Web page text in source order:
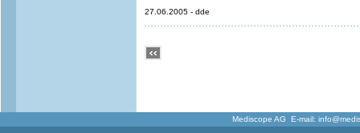
27.06.2005 - dde
Mediscope AG E-mail: